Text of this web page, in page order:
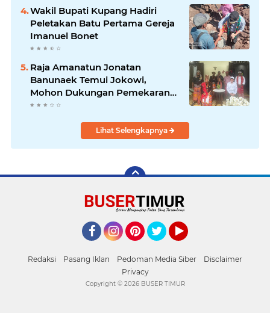
Wakil Bupati Kupang Hadiri
Peletakan Batu Pertama Gereja
Imanuel Bonet
Raja Amanatun Jonatan
Banunaek Temui Jokowi,
Mohon Dukungan Pemekaran
Daerah Amanatun
Lihat Selengkapnya
Redaksi Pasang Iklan Pedoman Media Siber
Disclaimer
Privacy
Copyright © 2026 BUSER TIMUR